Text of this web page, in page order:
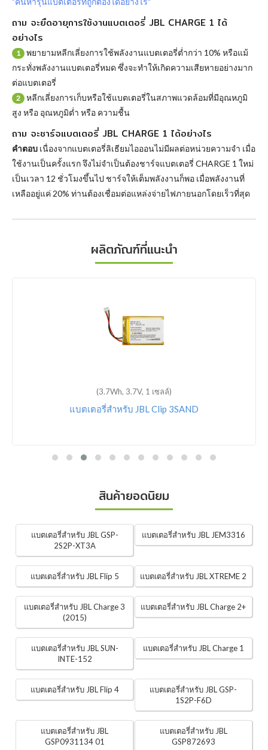
ถาม จะยืดอายุการใช้งานแบตเตอรี่ JBL CHARGE 1 ได้
อย่างไร
1
พยายามหลีกเลี่ยงการใช้พลังงานแบตเตอรี่ต่ำกว่า 10% หรือแม้
กระทั่งพลังงานแบตเตอรี่หมด ซึ่งจะทำให้เกิดความเสียหายอย่างมาก
ต่อแบตเตอรี่
2
หลีกเลี่ยงการเก็บหรือใช้แบตเตอรี่ในสภาพแวดล้อมที่มีอุณหภูมิ
สูง หรือ อุณหภูมิต่ำ หรือ ความชื้น
ถาม จะชาร์จแบตเตอรี่ JBL CHARGE 1 ได้อย่างไร
คำตอบ เนื่องจากแบตเตอรี่ลิเธียมไอออนไม่มีผลต่อหน่วยความจำ เมื่อ
ใช้งานเป็นครั้งแรก จึงไม่จำเป็นต้องชาร์จแบตเตอรี่ CHARGE 1 ใหม่
เป็นเวลา 12 ชั่วโมงขึ้นไป ชาร์จให้เต็มพลังงานก็พอ เมื่อพลังงานที่
เหลืออยู่แค่ 20% ท่านต้องเชื่อมต่อแหล่งจ่ายไฟภายนอกโดยเร็วที่สุด
ผลิตภัณฑ์ที่แนะนำ
(3.7Wh, 3.7V, 1 เซลล์)
แบตเตอรี่สำหรับ JBL Clip 3SAND
สินค้ายอดนิยม
แบตเตอรี่สำหรับ JBL GSP-
2S2P-XT3A
แบตเตอรี่สำหรับ JBL JEM3316
แบตเตอรี่สำหรับ JBL Flip 5 แบตเตอรี่สำหรับ JBL XTREME 2
แบตเตอรี่สำหรับ JBL Charge 3
(2015)
แบตเตอรี่สำหรับ JBL Charge 2+
แบตเตอรี่สำหรับ JBL SUN-
INTE-152
แบตเตอรี่สำหรับ JBL Charge 1
แบตเตอรี่สำหรับ JBL Flip 4
แบตเตอรี่สำหรับ JBL GSP-
1S2P-F6D
แบตเตอรี่สำหรับ JBL
GSP0931134 01
แบตเตอรี่สำหรับ JBL
GSP872693